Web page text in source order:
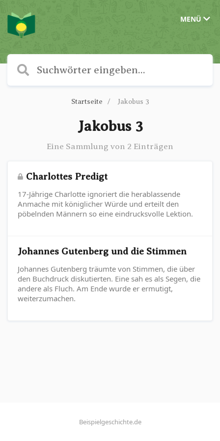
MENÜ
Startseite Jakobus 3
Jakobus 3
Eine Sammlung von 2 Einträgen
Charlottes Predigt
17-Jährige Charlotte ignoriert die herablassende
Anmache mit königlicher Würde und erteilt den
pöbelnden Männern so eine eindrucksvolle Lektion.
Johannes Gutenberg und die Stimmen
Johannes Gutenberg träumte von Stimmen, die über
den Buchdruck diskutierten. Eine sah es als Segen, die
andere als Fluch. Am Ende wurde er ermutigt,
weiterzumachen.
Beispielgeschichte.de